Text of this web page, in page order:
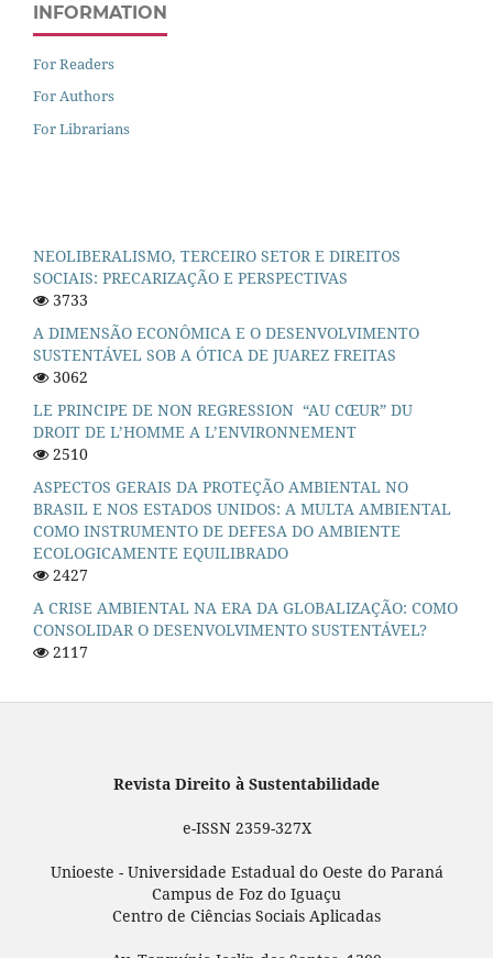
INFORMATION
For Readers
For Authors
For Librarians
NEOLIBERALISMO, TERCEIRO SETOR E DIREITOS
SOCIAIS: PRECARIZAÇÃO E PERSPECTIVAS
3733
A DIMENSÃO ECONÔMICA E O DESENVOLVIMENTO
SUSTENTÁVEL SOB A ÓTICA DE JUAREZ FREITAS
3062
LE PRINCIPE DE NON REGRESSION “AU CŒUR” DU
DROIT DE L’HOMME A L’ENVIRONNEMENT
2510
ASPECTOS GERAIS DA PROTEÇÃO AMBIENTAL NO
BRASIL E NOS ESTADOS UNIDOS: A MULTA AMBIENTAL
COMO INSTRUMENTO DE DEFESA DO AMBIENTE
ECOLOGICAMENTE EQUILIBRADO
2427
A CRISE AMBIENTAL NA ERA DA GLOBALIZAÇÃO: COMO
CONSOLIDAR O DESENVOLVIMENTO SUSTENTÁVEL?
2117
Revista Direito à Sustentabilidade
e-ISSN 2359-327X
Unioeste - Universidade Estadual do Oeste do Paraná
Campus de Foz do Iguaçu
Centro de Ciências Sociais Aplicadas